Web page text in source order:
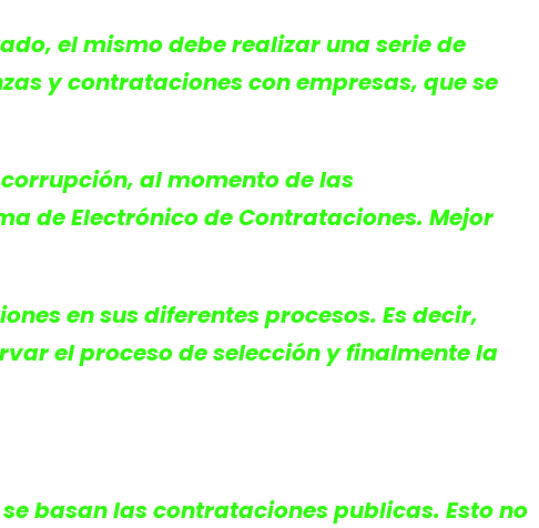
el mismo debe realizar una serie de
y contrataciones con empresas, que se
al momento de las
de Electrónico de Contrataciones. Mejor
en sus diferentes procesos. Es decir,
el proceso de selección y finalmente la
basan las contrataciones publicas. Esto no